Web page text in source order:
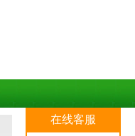
在线客服